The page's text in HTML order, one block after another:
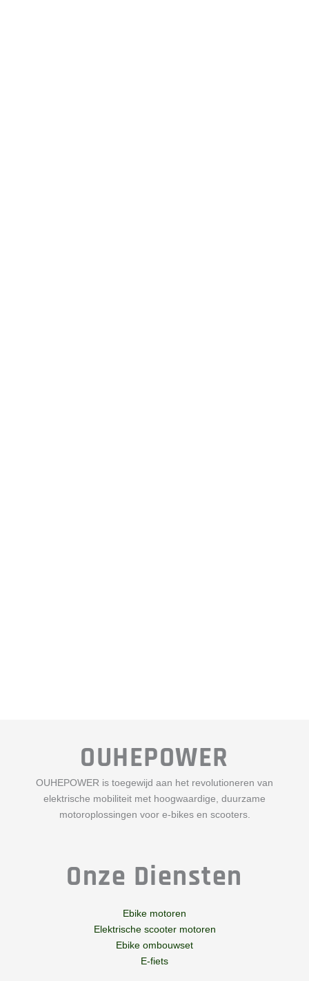
OUHEPOWER
OUHEPOWER is toegewijd aan het revolutioneren van
elektrische mobiliteit met hoogwaardige, duurzame
motoroplossingen voor e-bikes en scooters.
Onze Diensten
Ebike motoren
Elektrische scooter motoren
Ebike ombouwset
E-fiets